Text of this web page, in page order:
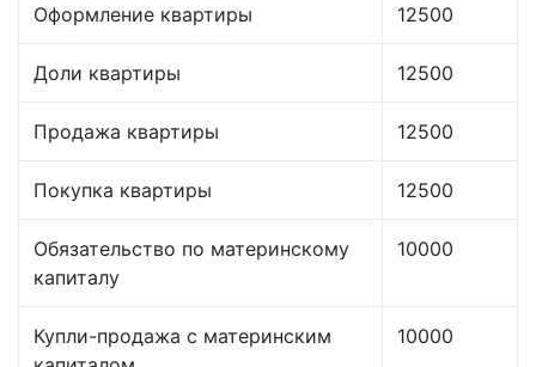
Оформление квартиры 12500
Доли квартиры 12500
Продажа квартиры 12500
Покупка квартиры 12500
Обязательство по материнскому
капиталу
10000
Купли-продажа с материнским
10000